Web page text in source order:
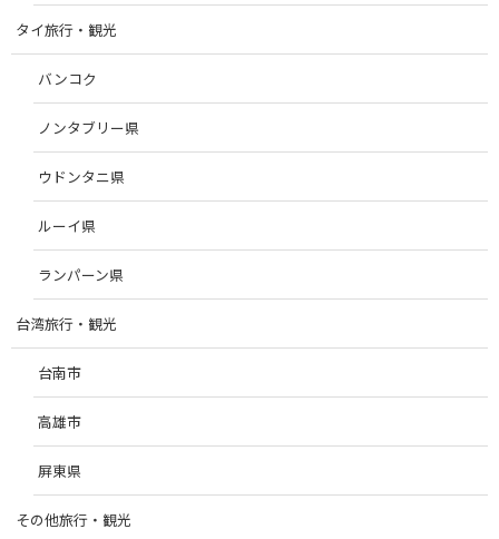
タイ旅行・観光
バンコク
ノンタブリー県
ウドンタニ県
ルーイ県
ランパーン県
台湾旅行・観光
台南市
高雄市
屏東県
その他旅行・観光